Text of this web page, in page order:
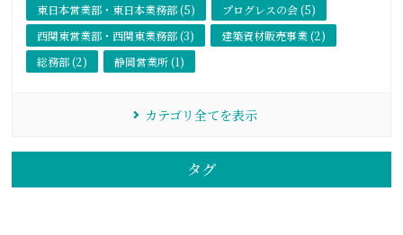
東日本営業部・東日本業務部 (5)
プログレスの会 (5)
西関東営業部・西関東業務部 (3)
建築資材販売事業 (2)
総務部 (2)
静岡営業所 (1)
カテゴリ全てを表示
タグ